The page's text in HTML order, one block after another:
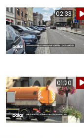
02:33
01:20